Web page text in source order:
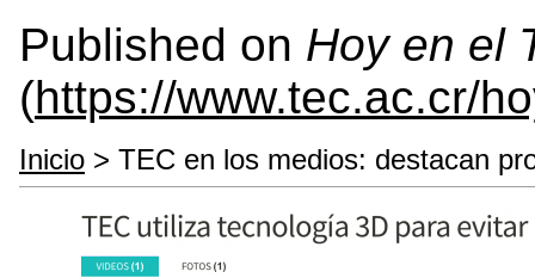
Published on Hoy en el
(https://www.tec.ac.cr/
Inicio > TEC en los medios: destacan